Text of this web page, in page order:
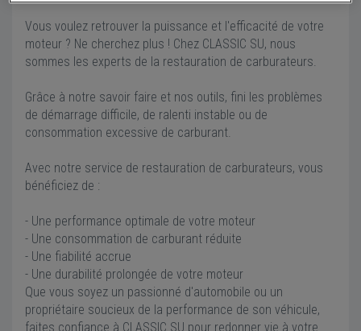
Vous voulez retrouver la puissance et l'efficacité de votre
moteur ? Ne cherchez plus ! Chez CLASSIC SU, nous
sommes les experts de la restauration de carburateurs.
Grâce à notre savoir faire et nos outils, fini les problèmes
de démarrage difficile, de ralenti instable ou de
consommation excessive de carburant.
Avec notre service de restauration de carburateurs, vous
bénéficiez de :
- Une performance optimale de votre moteur
- Une consommation de carburant réduite
- Une fiabilité accrue
- Une durabilité prolongée de votre moteur
Que vous soyez un passionné d'automobile ou un
propriétaire soucieux de la performance de son véhicule,
faites confiance à CLASSIC SU pour redonner vie à votre